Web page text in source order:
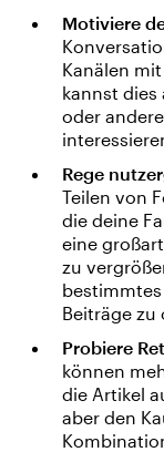
Motiviere
Kanälen
kannst dies
oder
Rege
Teilen von
die deine
eine
zu
Beiträge
Probiere
können
die Artikel
aber den